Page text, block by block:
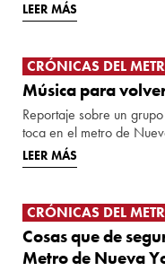
LEER MÁS
CRÓNICAS DEL
Música para
Reportaje sobre un
toca en el metro de
LEER MÁS
CRÓNICAS DEL
Cosas que de
Metro de Nueva